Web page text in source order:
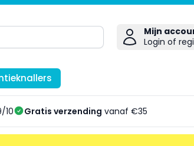
Mijn
Login of
10 Gratis verzending vanaf €35